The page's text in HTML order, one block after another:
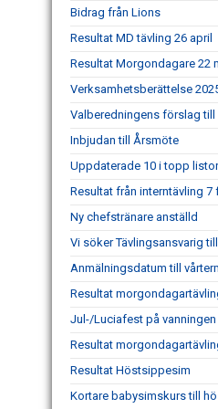
Bidrag från Lions
Resultat MD tävling 26 april
Resultat Morgondagare 22
Verksamhetsberättelse
Valberedningens förslag till
Inbjudan till Årsmöte
Uppdaterade 10 i topp listor
Resultat från interntävling 7
Ny chefstränare anställd
Vi söker Tävlingsansvarig
Anmälningsdatum till
Resultat
Jul-/Luciafest på
Resultat
Resultat Höstsippesim
Kortare babysimskurs till